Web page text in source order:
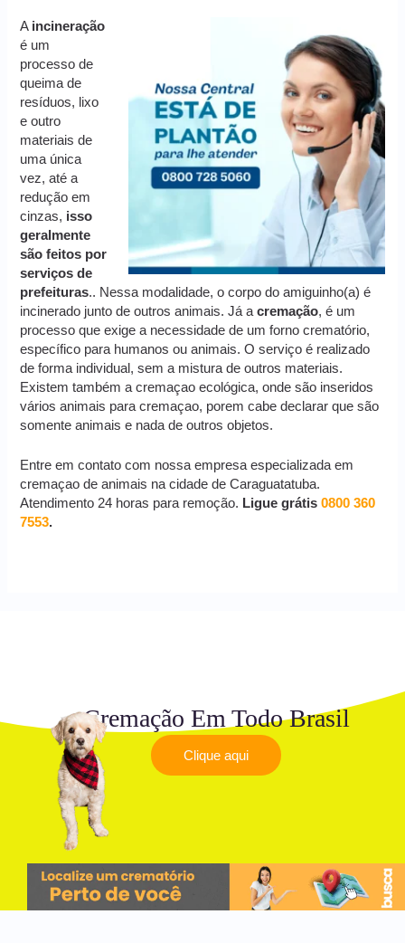
A incineração
é um
processo de
queima de
resíduos, lixo
e outro
materiais de
uma única
vez, até a
redução em
cinzas, isso
geralmente
são feitos por
serviços de
prefeituras.. Nessa modalidade, o corpo do amiguinho(a) é
incinerado junto de outros animais. Já acremação, é um
processo que exige a necessidade de um forno crematório,
específico para humanos ou animais. O serviço é realizado
de forma individual, sem a mistura de outros materiais.
Existem também a cremaçao ecológica, onde são inseridos
vários animais para cremaçao, porem cabe declarar que são
somente animais e nada de outros objetos.
Entre em contato com nossa empresa especializada em
cremaçao de animais na cidade de Caraguatatuba.
Atendimento 24 horas para remoção. Ligue grátis0800 360
7553.
Cremação Em Todo Brasil
Clique aqui